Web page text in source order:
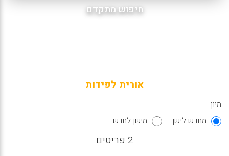
חיפוש מתקדם
אורית לפידות
מיון:
מחדש לישן
מישן לחדש
2 פריטים